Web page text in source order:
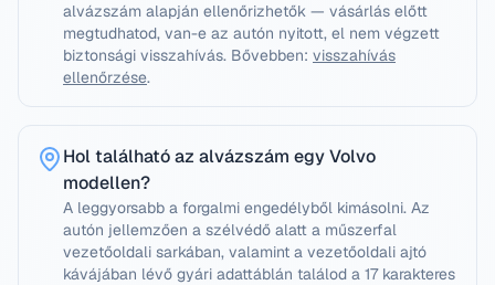
alvázszám alapján ellenőrizhetők — vásárlás előtt
megtudhatod, van-e az autón nyitott, el nem végzett
biztonsági visszahívás. Bővebben: visszahívás
ellenőrzése.
Hol található az alvázszám egy Volvo
modellen?
A leggyorsabb a forgalmi engedélyből kimásolni. Az
autón jellemzően a szélvédő alatt a műszerfal
vezetőoldali sarkában, valamint a vezetőoldali ajtó
kávájában lévő gyári adattáblán találod a 17 karakteres